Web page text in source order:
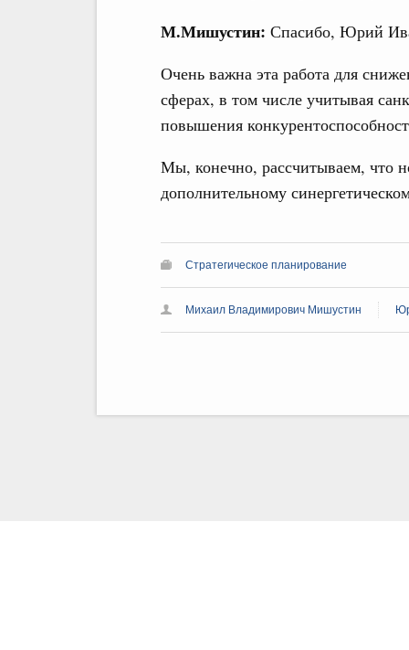
М.Мишустин: Спасибо, Юрий
Очень важна эта работа для
сферах, в том числе учитывая
повышения
Мы, конечно, рассчитываем, что
дополнительному
Стратегическое планирование
Михаил Владимирович Мишустин